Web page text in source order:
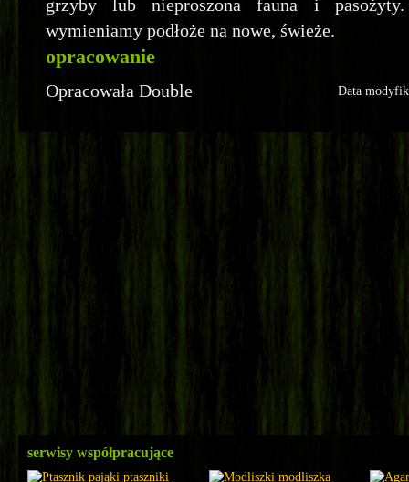
grzyby lub nieproszona fauna i
wymieniamy podłoże na nowe, świeże.
opracowanie
Opracowała Double Data
serwisy współpracujące